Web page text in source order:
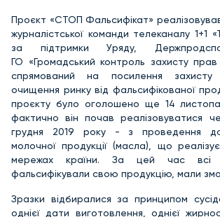
Проєкт «СТОП Фальсифікат»
журналістської команди телеканалу 1+1
за підтримки Уряду,
ГО «Громадський контроль захисту прав
спрямований на посилення захисту
очищення ринку від фальсифікованої
проєкту було оголошено ще 14
фактично він почав реалізовуватися
грудня 2019 року - з проведення
молочної продукції (масла), що
мережах країни. За цей час всі
фальсифікували свою продукцію, мали
Зразки відбиралися за принципом
однієї дати виготовлення, однієї